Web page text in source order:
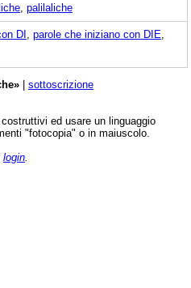
palilaliche
DI parole che iniziano con DIE
| sottoscrizione
ed usare un linguaggio
"fotocopia" o in maiuscolo.
login